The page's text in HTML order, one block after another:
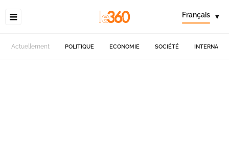
Français ▾
Actuellement POLITIQUE ECONOMIE SOCIÉTÉ